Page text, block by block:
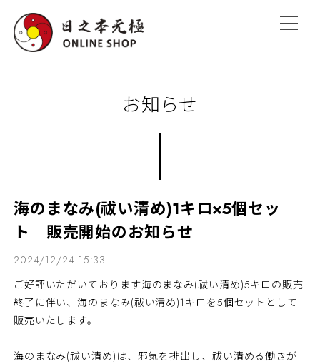
お知らせ
海のまなみ(祓い清め)1キロ×5個セッ
ト 販売開始のお知らせ
2024/12/24 15:33
ご好評いただいております海のまなみ(祓い清め)5キロの販売
終了に伴い、海のまなみ(祓い清め)1キロを5個セットとして
販売いたします。
海のまなみ(祓い清め)は、邪気を排出し、祓い清める働きが